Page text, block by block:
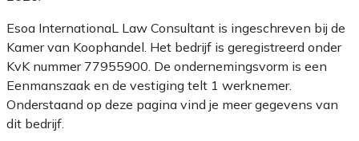
Esoa InternationaL Law Consultant is ingeschreven bij de
Kamer van Koophandel. Het bedrijf is geregistreerd onder
KvK nummer 77955900. De ondernemingsvorm is een
Eenmanszaak en de vestiging telt 1 werknemer.
Onderstaand op deze pagina vind je meer gegevens van
dit bedrijf.